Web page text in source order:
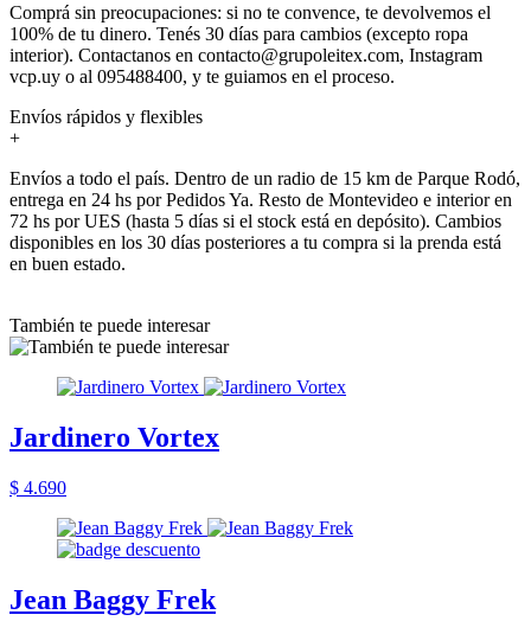
Comprá sin preocupaciones: si no te convence, te devolvemos el
100% de tu dinero. Tenés 30 días para cambios (excepto ropa
interior). Contactanos en contacto@grupoleitex.com, Instagram
vcp.uy o al 095488400, y te guiamos en el proceso.
Envíos rápidos y flexibles
+
Envíos a todo el país. Dentro de un radio de 15 km de Parque Rodó,
entrega en 24 hs por Pedidos Ya. Resto de Montevideo e interior en
72 hs por UES (hasta 5 días si el stock está en depósito). Cambios
disponibles en los 30 días posteriores a tu compra si la prenda está
en buen estado.
También te puede interesar
Jardinero Vortex
$ 4.690
Jean Baggy Frek